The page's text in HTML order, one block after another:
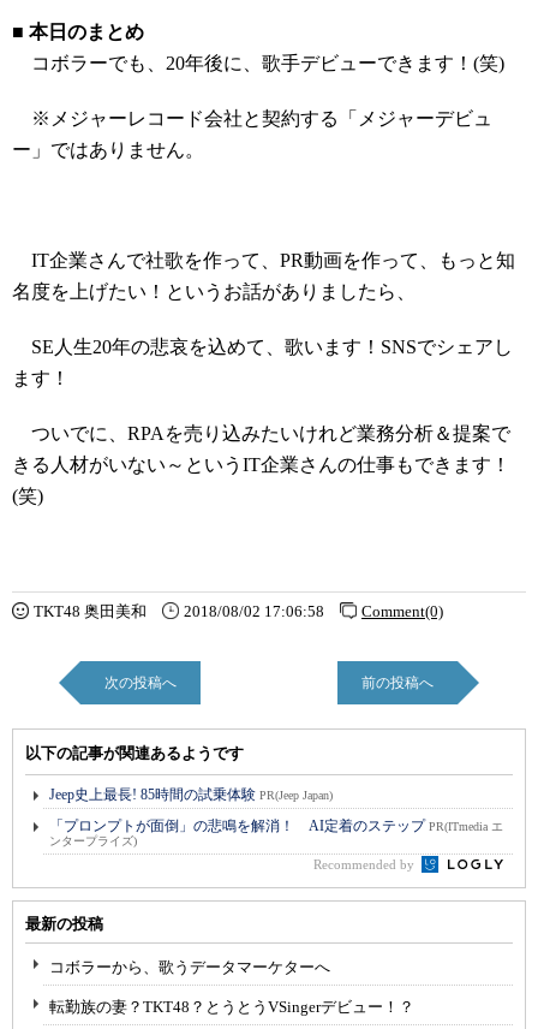
■ 本日のまとめ
コボラーでも、20年後に、歌手デビューできます！(笑)
※メジャーレコード会社と契約する「メジャーデビュ
ー」ではありません。
IT企業さんで社歌を作って、PR動画を作って、もっと知
名度を上げたい！というお話がありましたら、
SE人生20年の悲哀を込めて、歌います！SNSでシェアし
ます！
ついでに、RPAを売り込みたいけれど業務分析＆提案で
きる人材がいない～というIT企業さんの仕事もできます！
(笑)
TKT48 奥田美和 2018/08/02 17:06:58 Comment(0)
次の投稿へ 前の投稿へ
以下の記事が関連あるようです
Jeep史上最長! 85時間の試乗体験 PR(Jeep Japan)
「プロンプトが面倒」の悲鳴を解消！ AI定着のステップPR(ITmedia エ
ンタープライズ)
Recommended by
最新の投稿
コボラーから、歌うデータマーケターへ
転勤族の妻？TKT48？とうとうVSingerデビュー！？